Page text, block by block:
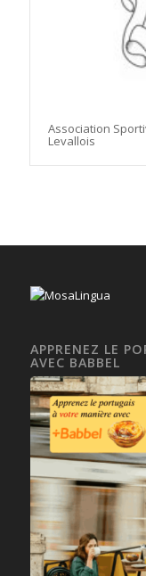
Association
Levallois
APPRENEZ LE
AVEC BABBEL